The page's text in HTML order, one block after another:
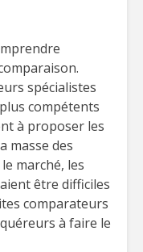
spécialistes
compétents
à proposer les
masse des
marché, les
être difficiles
comparateurs
à faire le